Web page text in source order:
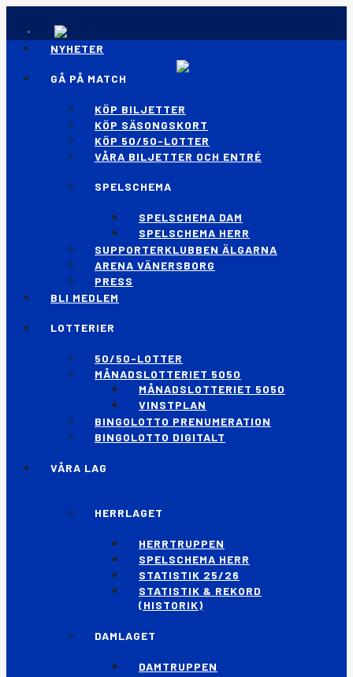
NYHETER
GÅ PÅ MATCH
KÖP BILJETTER
KÖP SÄSONGSKORT
KÖP 50/50-LOTTER
VÅRA BILJETTER OCH ENTRÉ
SPELSCHEMA
SPELSCHEMA DAM
SPELSCHEMA HERR
SUPPORTERKLUBBEN ÄLGARNA
ARENA VÄNERSBORG
PRESS
BLI MEDLEM
LOTTERIER
50/50-LOTTER
MÅNADSLOTTERIET 5050
MÅNADSLOTTERIET 5050
VINSTPLAN
BINGOLOTTO PRENUMERATION
BINGOLOTTO DIGITALT
VÅRA LAG
HERRLAGET
HERRTRUPPEN
SPELSCHEMA HERR
STATISTIK 25/26
STATISTIK & REKORD
(HISTORIK)
DAMLAGET
DAMTRUPPEN